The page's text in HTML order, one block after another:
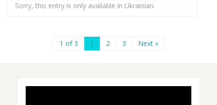
Sorry, this entry is only available in Ukrainian.
1 of 3 1 2 3 Next »